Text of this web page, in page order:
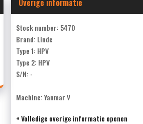
Stock number: 5470
Brand: Linde
Type 1: HPV
Type 2: HPV
S/N: -
Machine: Yanmar V
+ Volledige overige informatie openen